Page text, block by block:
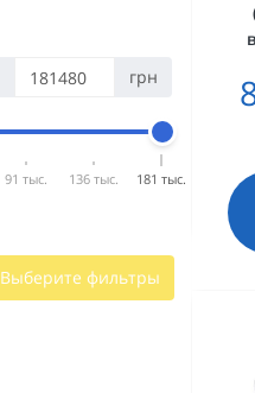
грн
91 тыс. 136 тыс. 181 тыс.
Выберите фильтры